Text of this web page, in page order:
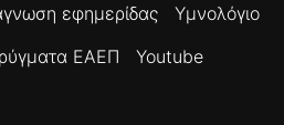
εφημερίδας
Υμνολόγιο
ΕΑΕΠ
Youtube